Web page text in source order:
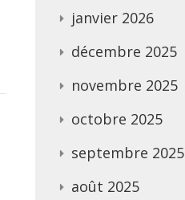
janvier 2026
décembre 2025
novembre 2025
octobre 2025
septembre 2025
août 2025